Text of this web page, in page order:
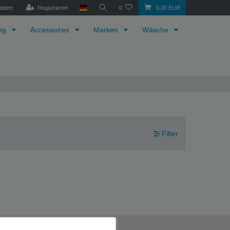
Registrieren 0 0,00 EUR
Accessoires Marken Wäsche
Filter